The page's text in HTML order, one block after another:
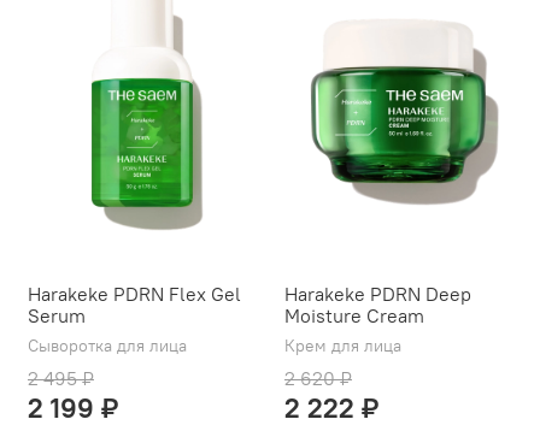
Harakeke PDRN Flex Gel
Serum
Сыворотка для лица
2 495 ₽
2 199 ₽
Harakeke PDRN Deep
Moisture Cream
Крем для лица
2 620 ₽
2 222 ₽